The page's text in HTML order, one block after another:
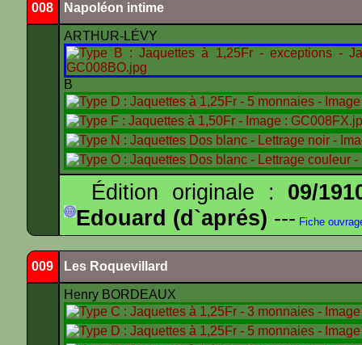
008 Napoléon intime
ARTHUR-LÉVY
B
Édition originale : 09/
Edouard (d`aprés) --- Fiche
009 Les Roquevillard
Henry BORDEAUX